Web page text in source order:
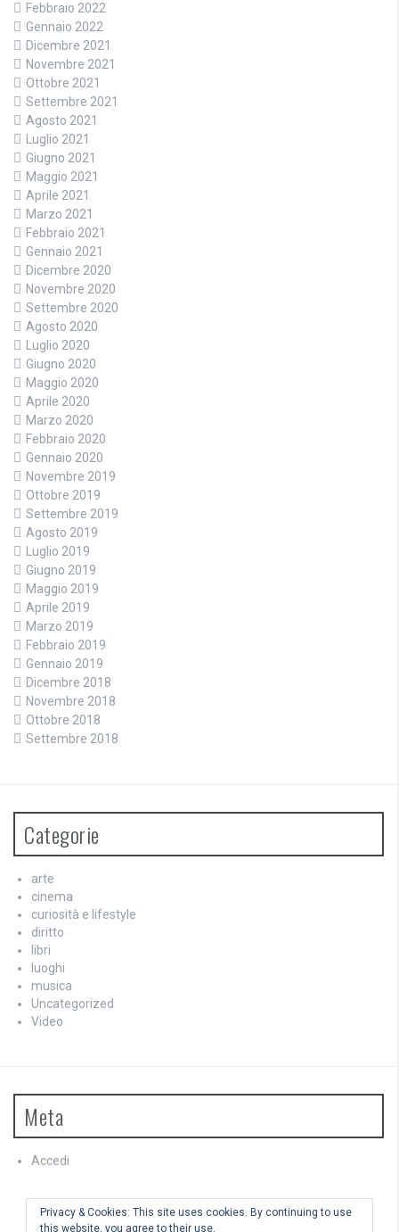
Febbraio 2022
Gennaio 2022
Dicembre 2021
Novembre 2021
Ottobre 2021
Settembre 2021
Agosto 2021
Luglio 2021
Giugno 2021
Maggio 2021
Aprile 2021
Marzo 2021
Febbraio 2021
Gennaio 2021
Dicembre 2020
Novembre 2020
Settembre 2020
Agosto 2020
Luglio 2020
Giugno 2020
Maggio 2020
Aprile 2020
Marzo 2020
Febbraio 2020
Gennaio 2020
Novembre 2019
Ottobre 2019
Settembre 2019
Agosto 2019
Luglio 2019
Giugno 2019
Maggio 2019
Aprile 2019
Marzo 2019
Febbraio 2019
Gennaio 2019
Dicembre 2018
Novembre 2018
Ottobre 2018
Settembre 2018
Categorie
arte
cinema
curiosità e lifestyle
diritto
libri
luoghi
musica
Uncategorized
Video
Meta
Accedi
Feed dei commenti
WordPress.org
Privacy & Cookies: This site uses cookies. By continuing to use
this website, you agree to their use.